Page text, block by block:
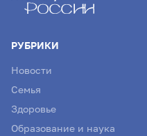
РУБРИКИ
Новости
Семья
Здоровье
Образование и наука